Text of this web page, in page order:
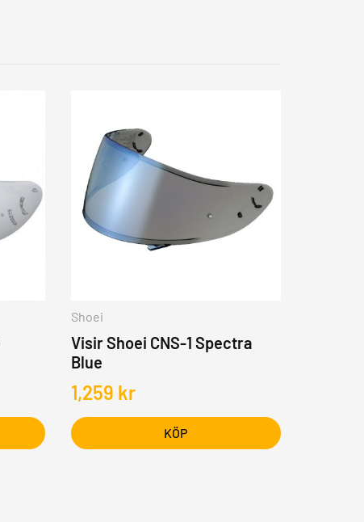
Shoei
Visir Shoei CNS-1 Spectra
Blue
1,259 kr
KÖP